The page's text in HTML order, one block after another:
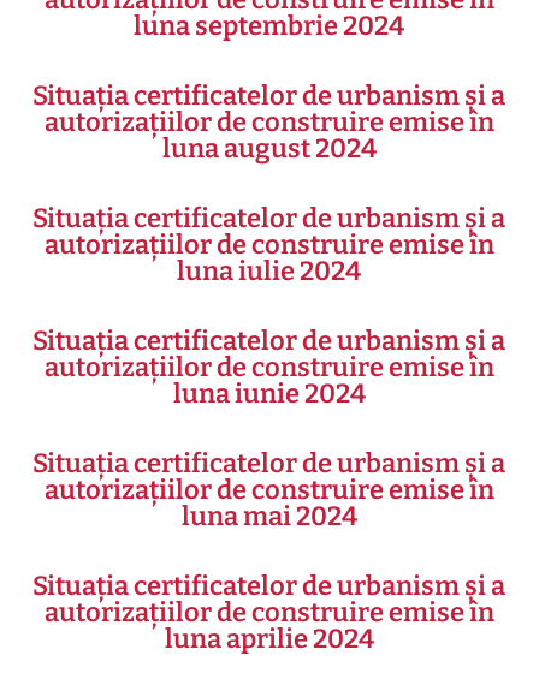
luna septembrie 2024
Situația certificatelor de urbanism și a
autorizațiilor de construire emise în
luna august 2024
Situația certificatelor de urbanism și a
autorizațiilor de construire emise în
luna iulie 2024
Situația certificatelor de urbanism și a
autorizațiilor de construire emise în
luna iunie 2024
Situația certificatelor de urbanism și a
autorizațiilor de construire emise în
luna mai 2024
Situația certificatelor de urbanism și a
autorizațiilor de construire emise în
luna aprilie 2024